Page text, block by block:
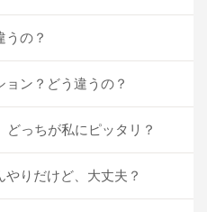
うの？
ン？どう違うの？
っちが私にピッタリ？
りだけど、大丈夫？